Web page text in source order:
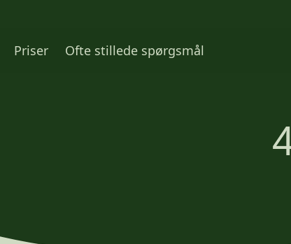
Priser Ofte stillede spørgsmål